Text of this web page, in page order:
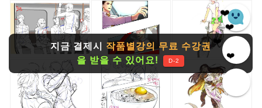
지금 결제시 작품별강의 무료 수강권
을 받을 수 있어요!
D-2
❤️
❤️
❤️
❤️
❤️